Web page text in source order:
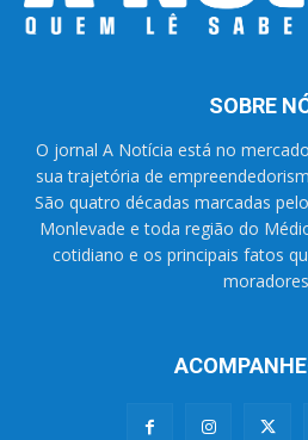
SOBRE
O jornal A Notícia está no
sua trajetória de
São quatro décadas marcadas
Monlevade e toda região do
cotidiano e os principais fatos